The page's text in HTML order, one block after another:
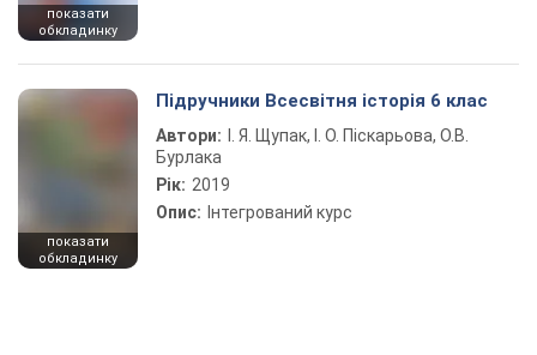
показати
обкладинку
показати
обкладинку
Підручники Всесвітня історія 6 клас
Автори:
І. Я. Щупак, І. О. Піскарьова, О.В.
Бурлака
Рік: 2019
Опис: Інтегрований курс